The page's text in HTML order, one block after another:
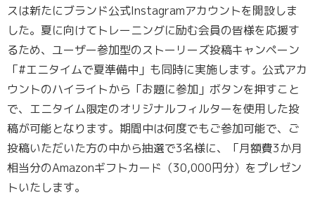
スは新たにブランド公式Instagramアカウントを開設しま
した。夏に向けてトレーニングに励む会員の皆様を応援す
るため、ユーザー参加型のストーリーズ投稿キャンペーン
「#エニタイムで夏準備中」も同時に実施します。公式アカ
ウントのハイライトから「お題に参加」ボタンを押すこと
で、エニタイム限定のオリジナルフィルターを使用した投
稿が可能となります。期間中は何度でもご参加可能で、ご
投稿いただいた方の中から抽選で3名様に、「月額費3か月
相当分のAmazonギフトカード（30,000円分）をプレゼン
トいたします。